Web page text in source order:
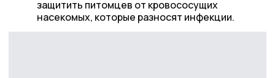
защитить питомцев от кровососущих
насекомых, которые разносят инфекции.